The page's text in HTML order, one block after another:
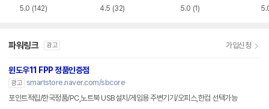
5.0 (142) 4.5 (32) 5.0 (1)
파워링크 광고 가입신청
윈도우11 FPP 정품인증점
광고 smartstore.naver.com/sbcore
포인트적립/한국정품/PC,노트북 USB설치/게임용 주변기기/오피스,한컴 선택가능